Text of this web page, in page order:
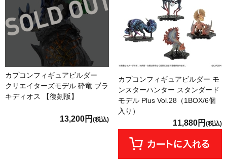
カプコンフィギュアビルダー
クリエイターズモデル 砕竜 ブラ
キディオス 【復刻版】
13,200円 (税込)
カプコンフィギュアビルダー モ
ンスターハンター スタンダード
モデル Plus Vol.28（1BOX/6個
入り）
11,880円 (税込)